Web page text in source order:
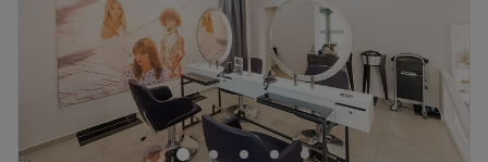
Sonntag
Geschlossen
Schönheit und Wohlbefinden von Kopf bis Fuß! Seit
mehreren Jahren bereits vertrauen die Kundinnen und
Kunden in Frankfurt-Nordend der höchsten
Friseurhandwerkskunst des Salons Golden Hair&Beauty in